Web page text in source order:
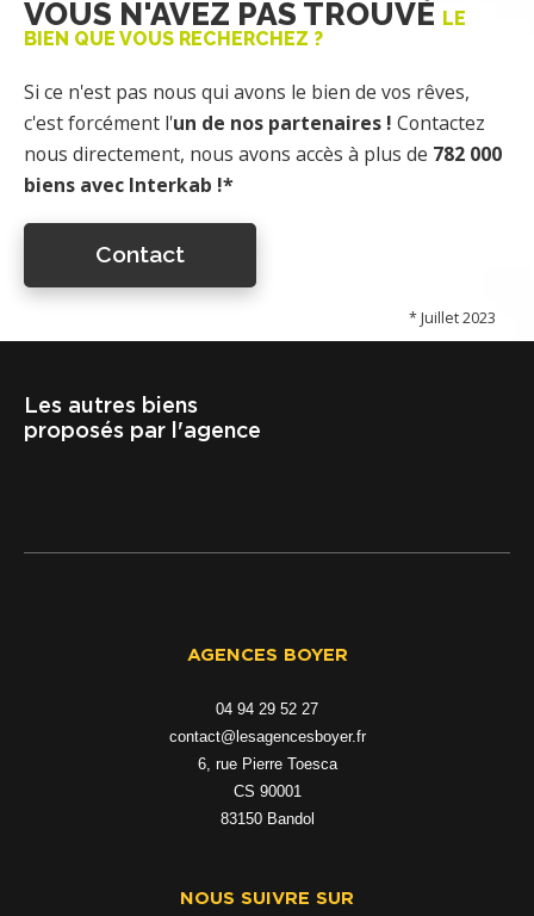
VOUS N'AVEZ PAS TROUVÉ LE
BIEN QUE VOUS RECHERCHEZ ?
Si ce n'est pas nous qui avons le bien de vos rêves,
c'est forcément l'un de nos partenaires ! Contactez
nous directement, nous avons accès à plus de 782 000
biens avec Interkab !*
Contact
* Juillet 2023
Les autres biens
proposés par l'agence
AGENCES BOYER
04 94 29 52 27
contact@lesagencesboyer.fr
6, rue Pierre Toesca
CS 90001
83150
bandol
NOUS SUIVRE SUR